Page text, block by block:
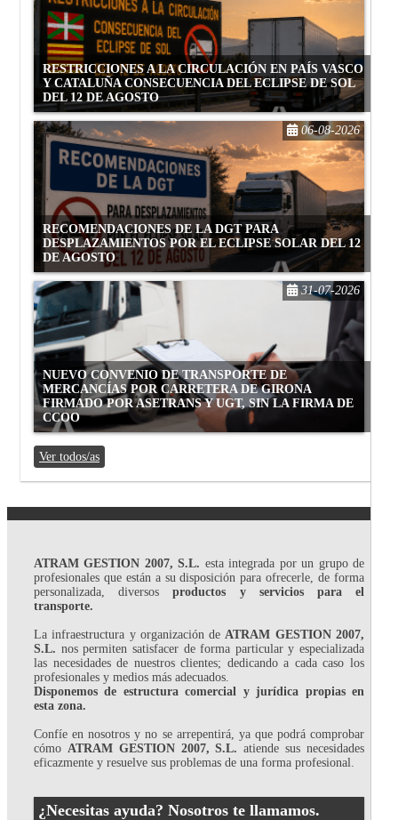
RESTRICCIONES A LA CIRCULACIÓN EN PAÍS VASCO
Y CATALUÑA CONSECUENCIA DEL ECLIPSE DE SOL
DEL 12 DE AGOSTO
RECOMENDACIONES DE LA DGT PARA
DESPLAZAMIENTOS POR EL ECLIPSE SOLAR DEL 12
DE AGOSTO
06-08-2026
NUEVO CONVENIO DE TRANSPORTE DE
MERCANCÍAS POR CARRETERA DE GIRONA
FIRMADO POR ASETRANS Y UGT, SIN LA FIRMA DE
CCOO
31-07-2026
Ver todos/as
ATRAM GESTION 2007, S.L. esta integrada por un grupo de
profesionales que están a su disposición para ofrecerle, de forma
personalizada, diversosproductos y servicios para el
transporte.
La infraestructura y organización de ATRAM GESTION 2007,
S.L. nos permiten satisfacer de forma particular y especializada
las necesidades de nuestros clientes; dedicando a cada caso los
profesionales y medios más adecuados.
Disponemos de estructura comercial y jurídica propias en
esta zona.
Confíe en nosotros y no se arrepentirá, ya que podrá comprobar
cómo ATRAM GESTION 2007, S.L. atiende sus necesidades
eficazmente y resuelve sus problemas de una forma profesional.
¿Necesitas ayuda? Nosotros te llamamos.